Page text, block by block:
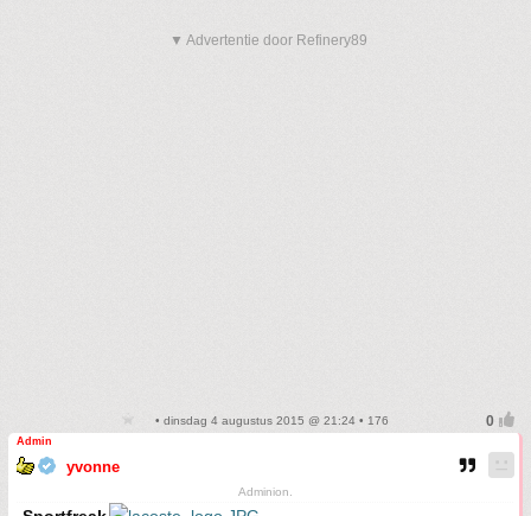
▼ Advertentie door Refinery89
• dinsdag 4 augustus 2015 @ 21:24 • 176
Admin
yvonne
Adminion.